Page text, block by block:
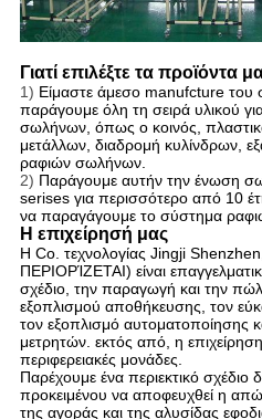
Γιατί επιλέξτε τα προϊόντα
1) Είμαστε άμεσο manufcture
παράγουμε όλη τη σειρά υλικού
σωλήνων, όπως ο κοινός,
μετάλλων, διαδρομή κυλίνδρων,
ραφιών σωλήνων.
2) Παράγουμε αυτήν την ένωση
serises για περισσότερο από 10
να παραγάγουμε το σύστημα
Η επιχείρησή μας
Η Co. τεχνολογίας Jingji
ΠΕΡΙΟΡΊΖΕΤΑΙ) είναι
σχέδιο, την παραγωγή και την
εξοπλισμού αποθήκευσης, τον
τον εξοπλισμό αυτοματοποίησης
μετρητών. εκτός από, η επιχείρηση
περιφερειακές μονάδες.
Παρέχουμε ένα περιεκτικό σχέδιο
προκειμένου να αποφευχθεί η
της αγοράς και της αλυσίδας